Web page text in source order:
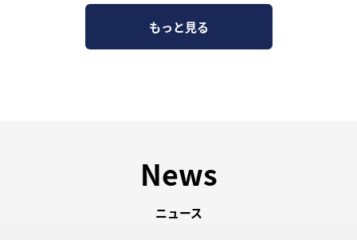
もっと見る
News
ニュース